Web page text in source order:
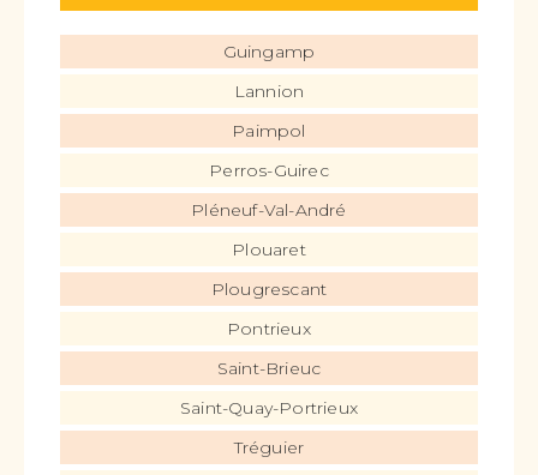
Guingamp
Lannion
Paimpol
Perros-Guirec
Pléneuf-Val-André
Plouaret
Plougrescant
Pontrieux
Saint-Brieuc
Saint-Quay-Portrieux
Tréguier